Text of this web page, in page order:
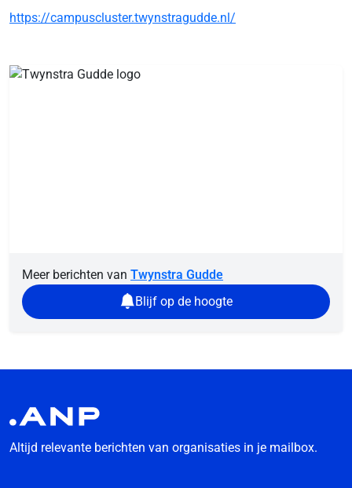
https://campuscluster.twynstragudde.nl/
Meer berichten van Twynstra Gudde
Blijf op de hoogte
Altijd relevante berichten van organisaties in je mailbox.